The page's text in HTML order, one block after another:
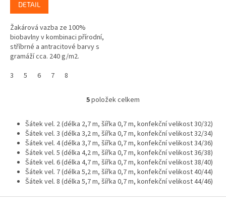
DETAIL
Žakárová vazba ze 100%
biobavlny v kombinaci přírodní,
stříbrné a antracitové barvy s
gramáží cca. 240 g/m2.
3
5 6 7 8
O
l
á
d
a
c
í
p
v
5položek celkem
Šátek vel. 2 (délka 2,7 m, šířka 0,7 m, konfekční velikost 30/32)
Šátek vel. 3 (délka 3,2 m, šířka 0,7 m, konfekční velikost 32/34)
Šátek vel. 4 (délka 3,7 m, šířka 0,7 m, konfekční velikost 34/36)
Šátek vel. 5 (délka 4,2 m, šířka 0,7 m, konfekční velikost 36/38)
Šátek vel. 6 (délka 4,7 m, šířka 0,7 m, konfekční velikost 38/40)
Šátek vel. 7 (délka 5,2 m, šířka 0,7 m, konfekční velikost 40/44)
Šátek vel. 8 (délka 5,7 m, šířka 0,7 m, konfekční velikost 44/46)